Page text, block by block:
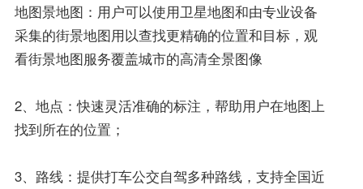
地图景地图：用户可以使用卫星地图和由专业设备
采集的街景地图用以查找更精确的位置和目标，观
看街景地图服务覆盖城市的高清全景图像
2、地点：快速灵活准确的标注，帮助用户在地图上
找到所在的位置；
3、路线：提供打车公交自驾多种路线，支持全国近